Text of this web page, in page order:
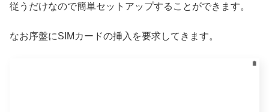
従うだけなので簡単セットアップすることができます。
なお序盤にSIMカードの挿入を要求してきます。